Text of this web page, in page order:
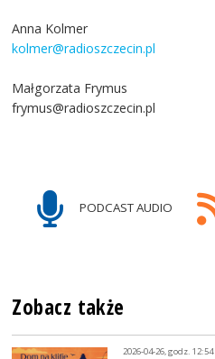
Anna Kolmer
kolmer@radioszczecin.pl
Małgorzata Frymus
frymus@radioszczecin.pl
PODCAST AUDIO
Zobacz także
2026-04-26, godz. 12:54